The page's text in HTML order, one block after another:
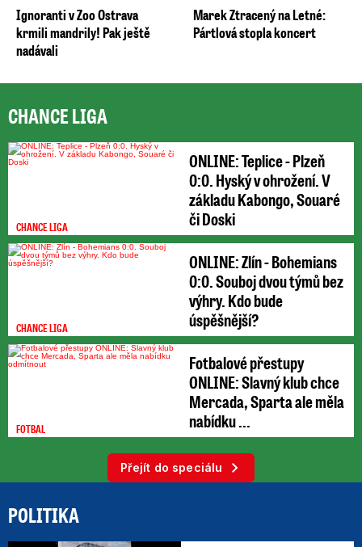
Ignoranti v Zoo Ostrava
krmili mandrily! Pak ještě
nadávali
Marek Ztracený na Letné:
Pártlová stopla koncert
CHANCE LIGA
CHANCE LIGA
ONLINE: Teplice - Plzeň
0:0. Hyský v ohrožení. V
základu Kabongo, Souaré
či Doski
CHANCE LIGA
ONLINE: Zlín - Bohemians
0:0. Souboj dvou týmů bez
výhry. Kdo bude
úspěšnější?
FOTBAL
Fotbalové přestupy
ONLINE: Slavný klub chce
Mercada, Sparta ale měla
nabídku ...
Přejít do speciálu
POLITIKA